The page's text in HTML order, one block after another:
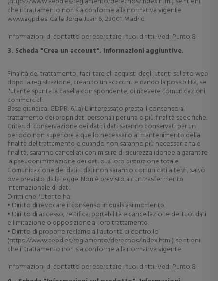
che il trattamento non sia conforme alla normativa vigente.
www.agpd.es. Calle Jorge Juan 6, 28001. Madrid.
Informazioni di contatto per esercitare i tuoi diritti: Vedi Punto 8
3. Scheda "Crea un account". Informazioni aggiuntive.
Finalità del trattamento: facilitare gli acquisti degli utenti sul sito web
dopo la registrazione, creando un account e dando la possibilità, se
l'utente spunta la casella corrispondente, di ricevere comunicazioni
commerciali.
Base giuridica: GDPR: 6.1.a) L'interessato presta il consenso al
trattamento dei propri dati personali per una o più finalità specifiche.
Criteri di conservazione dei dati: i dati saranno conservati per un
periodo non superiore a quello necessario al mantenimento della
finalità del trattamento e quando non saranno più necessari a tale
finalità, saranno cancellati con misure di sicurezza idonee a garantire
la pseudonimizzazione dei dati o la loro distruzione totale.
Comunicazione dei dati: I dati non saranno comunicati a terzi, salvo
ove previsto dalla legge. Non è previsto alcun trasferimento
internazionale di dati.
Diritti che l'Utente ha:
• Diritto di revocare il consenso in qualsiasi momento.
• Diritto di accesso, rettifica, portabilità e cancellazione dei tuoi dati
e limitazione o opposizione al loro trattamento.
• Diritto di proporre reclamo all'autorità di controllo
(https://www.aepd.es/reglamento/derechos/index.html) se ritieni
che il trattamento non sia conforme alla normativa vigente.
Informazioni di contatto per esercitare i tuoi diritti: Vedi Punto 8